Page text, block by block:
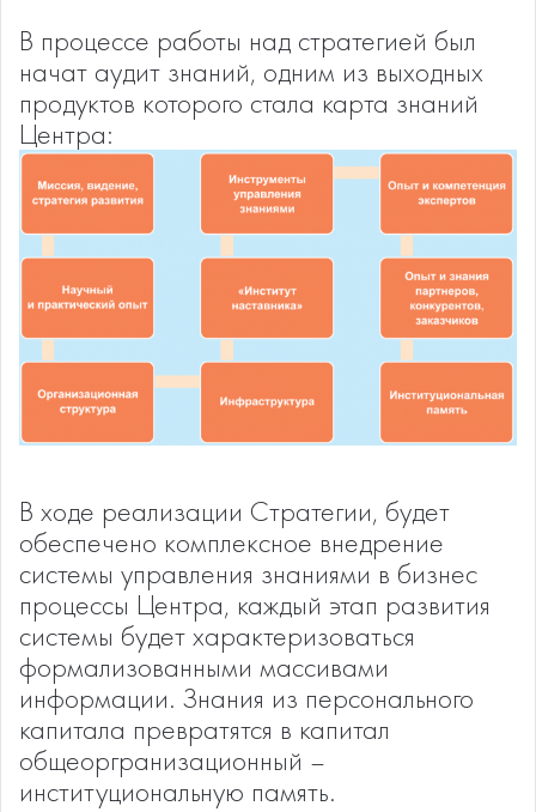
В процессе работы над стратегией был
начат аудит знаний, одним из выходных
продуктов которого стала карта знаний
Центра:
В ходе реализации Стратегии, будет
обеспечено комплексное внедрение
системы управления знаниями в бизнес
процессы Центра, каждый этап развития
системы будет характеризоваться
формализованными массивами
информации. Знания из персонального
капитала превратятся в капитал
общеоргранизационный –
институциональную память.